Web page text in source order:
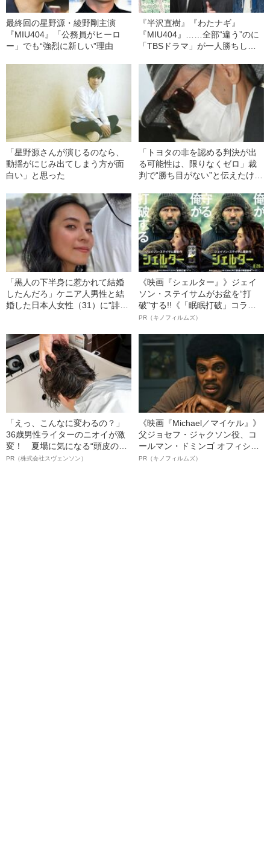
最終回の星野源・綾野剛主演
『MIU404』「公務員がヒーロ
ー」でも“強烈に新しい”理由
『半沢直樹』『わたナギ』
『MIU404』……全部“違う”のに
「TBSドラマ」が一人勝ちして
「星野源さんが演じるのなら、
動揺がにじみ出てしまう方が面
白い」と思った
「トヨタの非を認める判決が出
る可能性は、限りなくゼロ」裁
判で“勝ち目がない”と伝えたけれ
幸三を説得できなかった「長男
の葛藤」
「黒人の下半身に惹かれて結婚
したんだろ」ケニア人男性と結
婚した日本人女性（31）に“誹謗
《映画『シェルター』》ジェイ
ソン・ステイサムがお盆を“打
破”する!!《「眠眠打破」コラ
ボ》
PR（キノフィルムズ）
「えっ、こんなに変わるの？」
36歳男性ライターのニオイが激
変！ 夏場に気になる“頭皮のニ
オイ”や“ベタつき”を解消す
PR（株式会社スヴェンソン）
《映画『Michael／マイケル』》
父ジョセフ・ジャクソン役、コ
ールマン・ドミンゴ オフィシャ
ルインタビュー“観客を魅了した
PR（キノフィルムズ）